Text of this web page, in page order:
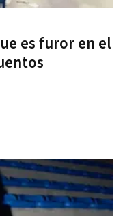
es furor en el